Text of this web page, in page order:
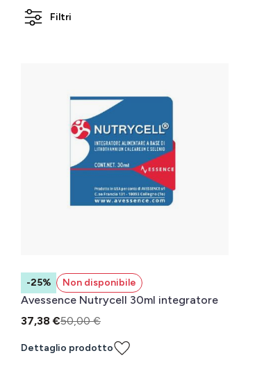
Filtri
-25% Non disponibile
Avessence Nutrycell 30ml integratore
37,38 €50,00 €
Dettaglio prodotto